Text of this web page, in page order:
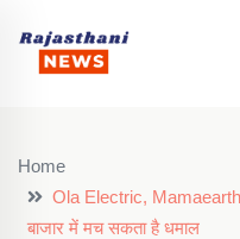
Home
Ola Electric,
बाजार में मच सकता है धमाल